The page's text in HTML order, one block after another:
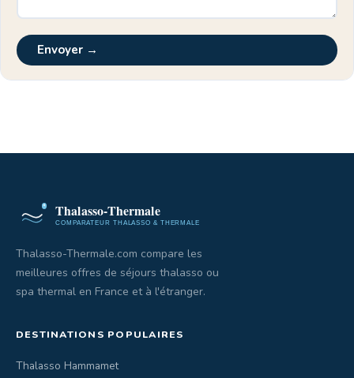
Envoyer →
Thalasso-Thermale.com compare les
meilleures offres de séjours thalasso ou
spa thermal en France et à l'étranger.
DESTINATIONS POPULAIRES
Thalasso Hammamet